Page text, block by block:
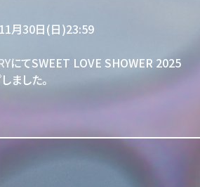
月30日(日)23:59
にてSWEET LOVE SHOWER 2025
ました。